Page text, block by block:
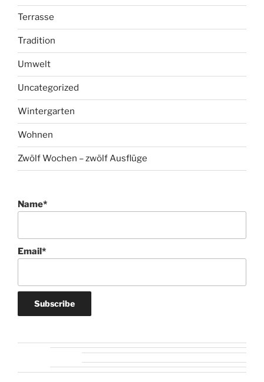
Terrasse
Tradition
Umwelt
Uncategorized
Wintergarten
Wohnen
Zwölf Wochen – zwölf Ausflüge
Name*
Email*